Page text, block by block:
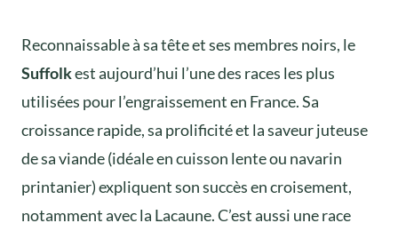
Reconnaissable à sa tête et ses membres noirs, le
Suffolkest aujourd’hui l’une des races les plus
utilisées pour l’engraissement en France. Sa
croissance rapide, sa prolificité et la saveur juteuse
de sa viande (idéale en cuisson lente ou navarin
printanier) expliquent son succès en croisement,
notamment avec la Lacaune. C’est aussi une race